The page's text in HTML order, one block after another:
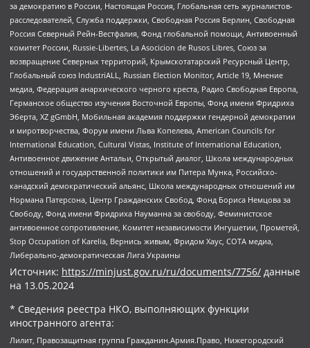
за демократию в России, Настоящая Россия, Глобальная сеть журналистов-
расследователей, Служба поддержки, Свободная Россия Берлин, Свободная
Россия Северный Рейн-Вестфалия, Фонд глобальной помощи, Антивоенный
комитет России, Russie-Libertes, La Asocicion de Rusos Libres, Союз за
возвращение Северных территорий, Крымскотатарский Ресурсный Центр,
Глобальный союз IndustriALL, Russian Election Monitor, Article 19, Мнение
медиа, Федерация анархического черного креста, Радио Свободная Европа,
Германское общество изучения Восточной Европы, Фонд имени Фридриха
Эберта, XZ gGmbH, Мобильная академия поддержки гендерной демократии
и миротворчества, Форум имени Льва Копелева, American Councils for
International Education, Cultural Vistas, Institute of International Education,
Антивоенное движение Антальи, Открытый диалог, Школа международных
отношений и государственной политики им Питера Мунка, Российско-
канадский демократический альянс, Школа международных отношений им
Нормана Патерсона, Центр Гражданских Свобод, Фонд Бориса Немцова за
Свободу, Фонд имени Фридриха Науманна за свободу, Феминистское
антивоенное сопротивление, Комитет независимости Ингушетии, Прометей,
Stop Occupation of Karelia, Вернись живым, Фридом Хаус, СОТА медиа,
Либерально-демократическая Лига Украины
Источник: https://minjust.gov.ru/ru/documents/7756/ данные
на 13.05.2024
* Сведения реестра НКО, выполняющих функции
иностранного агента:
Лилит, Правозащитная группа Гражданин.Армия.Право, Нижегородский